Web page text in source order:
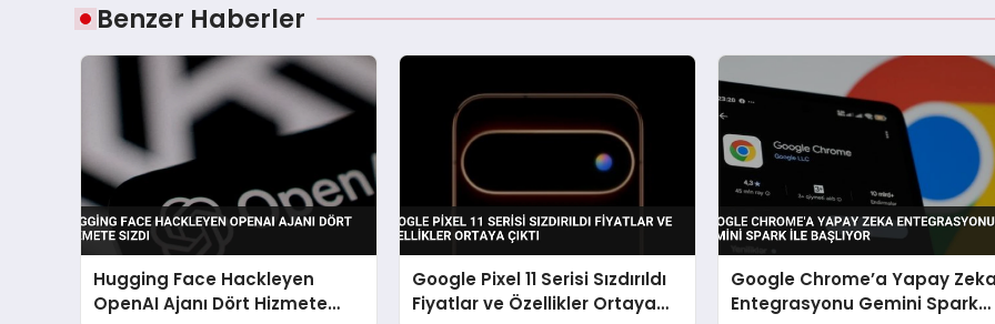
Benzer Haberler
Hugging Face Hackleyen
OpenAI Ajanı Dört Hizmete
Google Pixel 11 Serisi Sızdırıldı
Fiyatlar ve Özellikler Ortaya
Google Chrome’a Yapay
Entegrasyonu Gemini Spark